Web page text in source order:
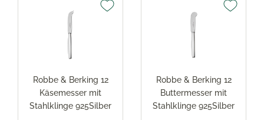
Robbe & Berking 12
Käsemesser mit
Stahlklinge 925Silber
Robbe & Berking 12
Buttermesser mit
Stahlklinge 925Silber